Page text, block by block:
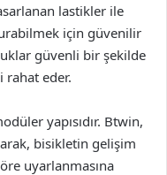
lastikler ile
için güvenilir
güvenli bir şekilde
rahat eder.
yapısıdır. Btwin,
bisikletin gelişim
uyarlanmasına